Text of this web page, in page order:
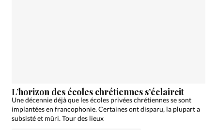
L’horizon des écoles chrétiennes s’éclaircit
Une décennie déjà que les écoles privées chrétiennes se sont
implantées en francophonie. Certaines ont disparu, la plupart a
subsisté et mûri. Tour des lieux